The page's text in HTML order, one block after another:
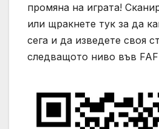
промяна на играта!
или щракнете тук за да
сега и да изведете своя
следващото ниво във